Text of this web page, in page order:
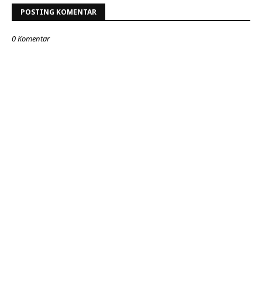
POSTING KOMENTAR
0 Komentar